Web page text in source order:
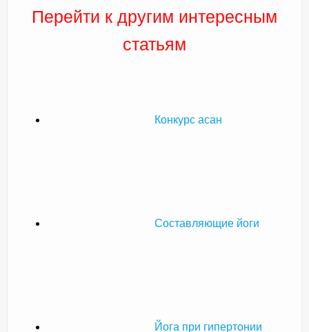
Перейти к другим интересным
статьям
Конкурс асан
Составляющие йоги
Йога при гипертонии